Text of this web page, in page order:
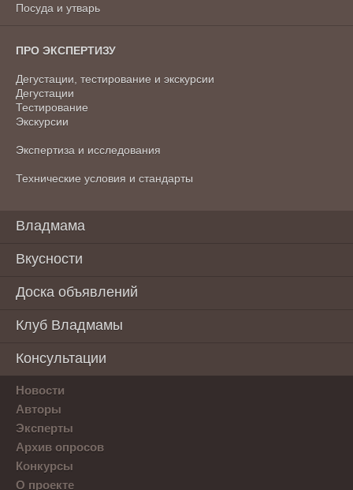
Посуда и утварь
ПРО ЭКСПЕРТИЗУ
Дегустации, тестирование и экскурсии
Дегустации
Тестирование
Экскурсии
Экспертиза и исследования
Технические условия и стандарты
Владмама
Вкусности
Доска объявлений
Клуб Владмамы
Консультации
Новости
Авторы
Эксперты
Архив опросов
Конкурсы
О проекте